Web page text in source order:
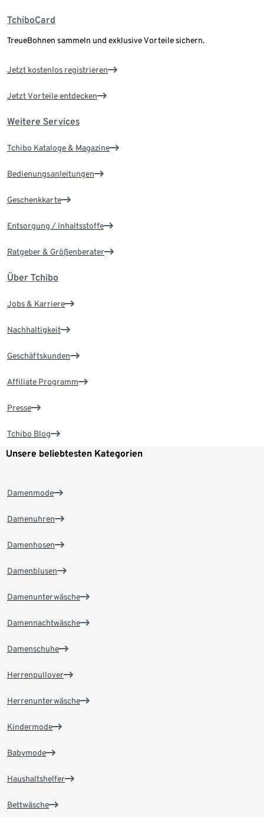
TchiboCard
TreueBohnen sammeln und exklusive Vorteile sichern.
Jetzt kostenlos registrieren
Jetzt Vorteile entdecken
Weitere Services
Tchibo Kataloge & Magazine
Bedienungsanleitungen
Geschenkkarte
Entsorgung / Inhaltsstoffe
Ratgeber & Größenberater
Über Tchibo
Jobs & Karriere
Nachhaltigkeit
Geschäftskunden
Affiliate Programm
Presse
Tchibo Blog
Unsere beliebtesten Kategorien
Damenmode
Damenuhren
Damenhosen
Damenblusen
Damenunterwäsche
Damennachtwäsche
Damenschuhe
Herrenpullover
Herrenunterwäsche
Kindermode
Babymode
Haushaltshelfer
Bettwäsche